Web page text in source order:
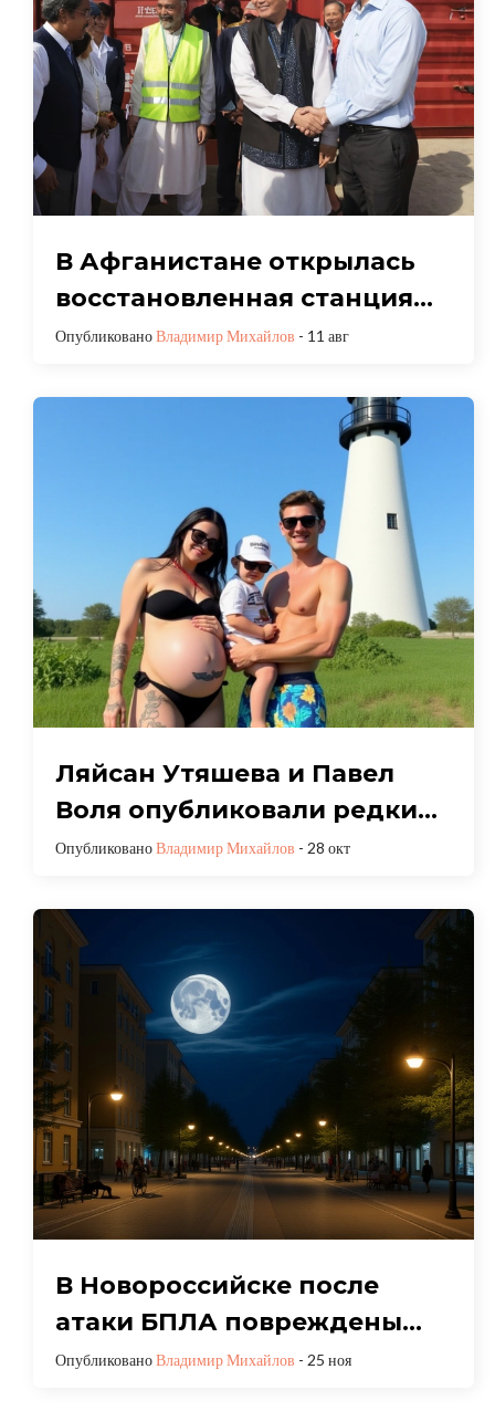
В Афганистане открылась
восстановленная станция
Наибабад: Новый этап
развития
ОпубликованоВладимир Михайлов - 11 авг
Ляйсан Утяшева и Павел
Воля опубликовали редкие
фото дочери Софии на её 10-
ОпубликованоВладимир Михайлов - 28 окт
В Новороссийске после
атаки БПЛА повреждены
пять домов, пострадали
ОпубликованоВладимир Михайлов - 25 ноя